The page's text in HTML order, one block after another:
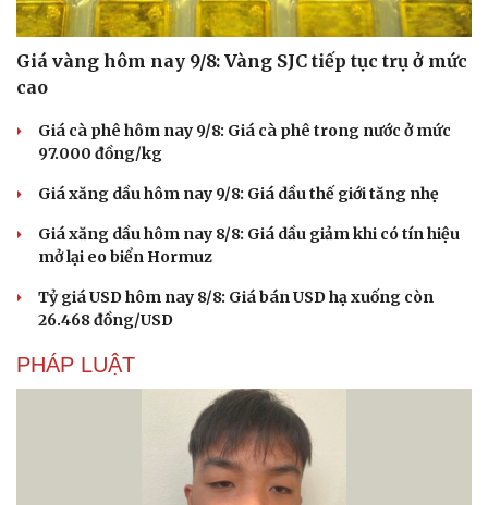
Giá vàng hôm nay 9/8: Vàng SJC tiếp tục trụ ở mức
cao
Giá cà phê hôm nay 9/8: Giá cà phê trong nước ở mức
97.000 đồng/kg
Giá xăng dầu hôm nay 9/8: Giá dầu thế giới tăng nhẹ
Giá xăng dầu hôm nay 8/8: Giá dầu giảm khi có tín hiệu
mở lại eo biển Hormuz
Tỷ giá USD hôm nay 8/8: Giá bán USD hạ xuống còn
26.468 đồng/USD
PHÁP LUẬT